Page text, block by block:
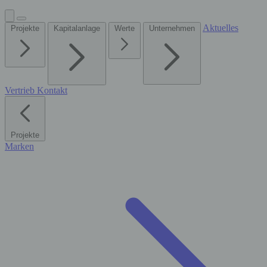
Projekte Kapitalanlage Werte Unternehmen Aktuelles
Vertrieb Kontakt
Projekte
Marken